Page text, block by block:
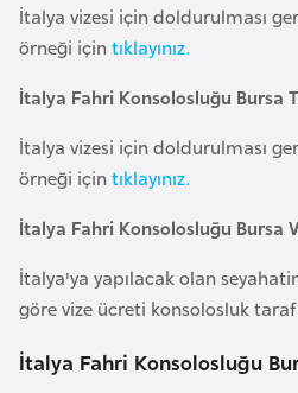
İtalya vizesi için doldurulması
örneği içintıklayınız.
İtalya Fahri Konsolosluğu Bursa
İtalya vizesi için doldurulması
örneği içintıklayınız.
İtalya Fahri Konsolosluğu Bursa
İtalya'ya yapılacak olan
göre vize ücreti konsolosluk
İtalya Fahri Konsolosluğu
B
n
g
l
a
d
ş
B